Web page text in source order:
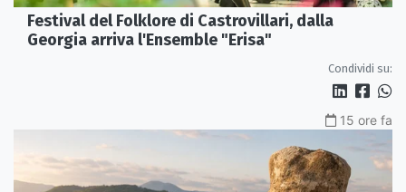
Festival del Folklore di Castrovillari, dalla
Georgia arriva l'Ensemble "Erisa"
Condividi su:
15 ore fa